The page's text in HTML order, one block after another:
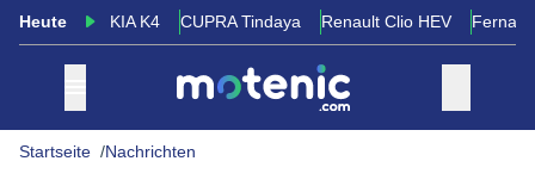
Heute KIA K4 CUPRA Tindaya Renault Clio HEV
Startseite Nachrichten